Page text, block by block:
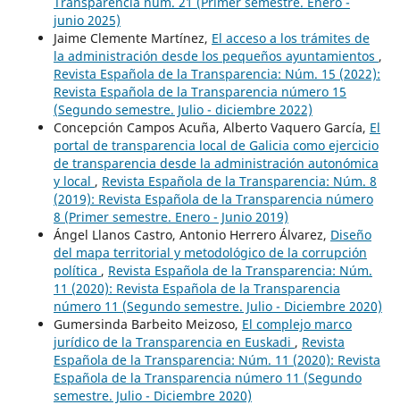
junio 2025)
Jaime Clemente Martínez, El acceso a los trámites de
la administración desde los pequeños ayuntamientos ,
Revista Española de la Transparencia: Núm. 15 (2022):
Revista Española de la Transparencia número 15
(Segundo semestre. Julio - diciembre 2022)
Concepción Campos Acuña, Alberto Vaquero García, El
portal de transparencia local de Galicia como ejercicio
de transparencia desde la administración autonómica
y local , Revista Española de la Transparencia: Núm. 8
(2019): Revista Española de la Transparencia número
8 (Primer semestre. Enero - Junio 2019)
Ángel Llanos Castro, Antonio Herrero Álvarez, Diseño
del mapa territorial y metodológico de la corrupción
política , Revista Española de la Transparencia: Núm.
11 (2020): Revista Española de la Transparencia
número 11 (Segundo semestre. Julio - Diciembre 2020)
Gumersinda Barbeito Meizoso, El complejo marco
jurídico de la Transparencia en Euskadi , Revista
Española de la Transparencia: Núm. 11 (2020): Revista
Española de la Transparencia número 11 (Segundo
semestre. Julio - Diciembre 2020)